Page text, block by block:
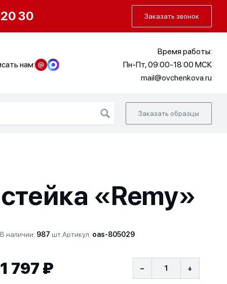
30 Заказать звонок
нам:
Время работы:
Пн-Пт, 09:00-18:00 МСК
mail@ovchenkova.ru
Заказать образцы
«Remy»
В наличии: 987 шт.Артикул: oas-805029
1 797 ₽ − +